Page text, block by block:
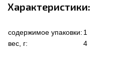
Характеристики:
содержимое упаковки: 1
вес, г:
4